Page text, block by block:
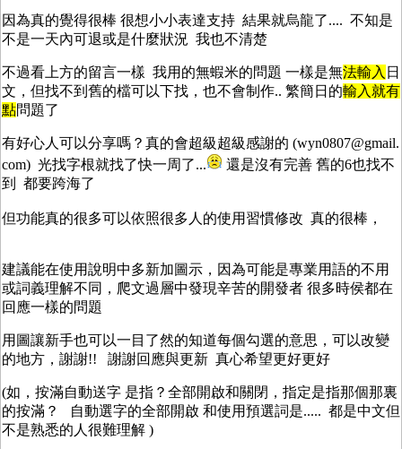
因為真的覺得很棒 很想小小表達支持 結果就烏龍了.... 不知是
不是一天內可退或是什麼狀況 我也不清楚
不過看上方的留言一樣 我用的無蝦米的問題 一樣是無法輸入 日
文，但找不到舊的檔可以下找，也不會制作.. 繁簡日的輸入就有
點問題了
有好心人可以分享嗎？真的會超級超級感謝的 (wyn0807@gmail.
com) 光找字根就找了快一周了...
還是沒有完善 舊的6也找不
到 都要跨海了
但功能真的很多可以依照很多人的使用習慣修改 真的很棒，
建議能在使用說明中多新加圖示，因為可能是專業用語的不用
或詞義理解不同，爬文過層中發現辛苦的開發者 很多時侯都在
回應一樣的問題
用圖讓新手也可以一目了然的知道每個勾選的意思，可以改變
的地方，謝謝!! 謝謝回應與更新 真心希望更好更好
(如，按滿自動送字 是指？全部開啟和關閉，指定是指那個那裏
的按滿？ 自動選字的全部開啟 和使用預選詞是..... 都是中文但
不是熟悉的人很難理解 )